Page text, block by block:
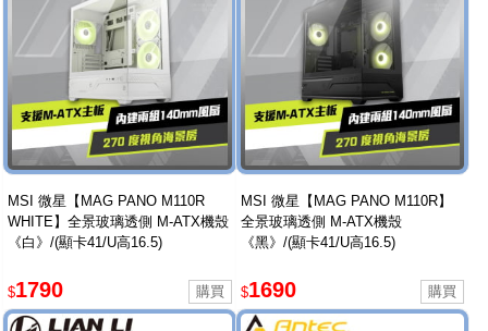
MSI 微星【MAG PANO M110R
WHITE】全景玻璃透側 M-ATX機殼
《白》/(顯卡41/U高16.5)
$1790
MSI 微星【MAG PANO M110R】
全景玻璃透側 M-ATX機殼
《黑》/(顯卡41/U高16.5)
$1690